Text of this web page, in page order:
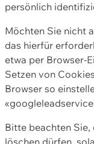
persönlich
Möchten Sie nicht
das hierfür
etwa per Browser-
Setzen von
Browser so
Bitte beachten